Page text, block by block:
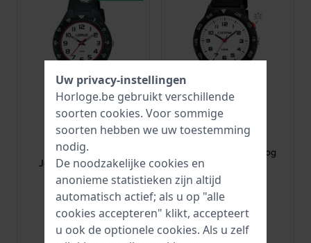
Lorus
RRX45GX9
Young 30 mm
Jongenshorloge met
voetbal
€ 35,-
● Op voorraad
Calypso Kids
K5797/4
Junior 36 mm Analoog
kinderhorloge
€ 34,-
● Op voorraad
Uw privacy-instellingen
Horloge.be gebruikt verschillende
soorten cookies. Voor sommige
soorten hebben we uw toestemming
nodig.
De noodzakelijke cookies en
anonieme statistieken zijn altijd
automatisch actief; als u op "alle
cookies accepteren" klikt, accepteert
u ook de optionele cookies. Als u zelf